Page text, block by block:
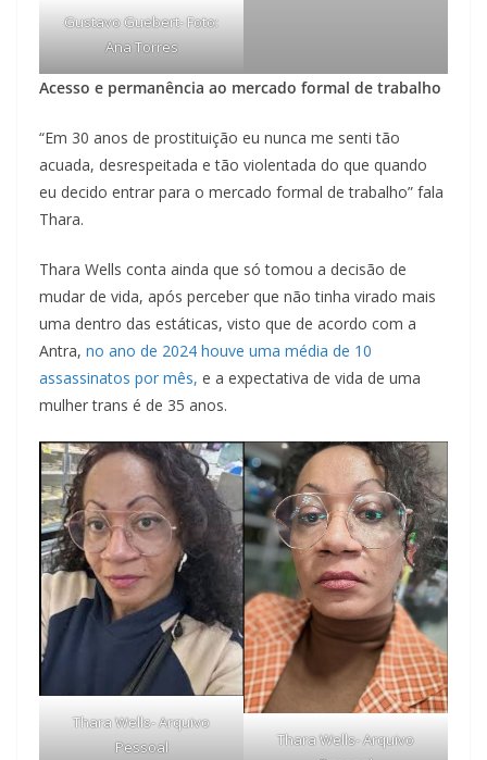
Gustavo Guebert- Foto:
Ana Torres
Acesso e permanência ao mercado formal de trabalho
“Em 30 anos de prostituição eu nunca me senti tão
acuada, desrespeitada e tão violentada do que quando
eu decido entrar para o mercado formal de trabalho” fala
Thara.
Thara Wells conta ainda que só tomou a decisão de
mudar de vida, após perceber que não tinha virado mais
uma dentro das estáticas, visto que de acordo com a
Antra, no ano de 2024 houve uma média de 10
assassinatos por mês, e a expectativa de vida de uma
mulher trans é de 35 anos.
Thara Wells- Arquivo
Pessoal
Thara Wells- Arquivo